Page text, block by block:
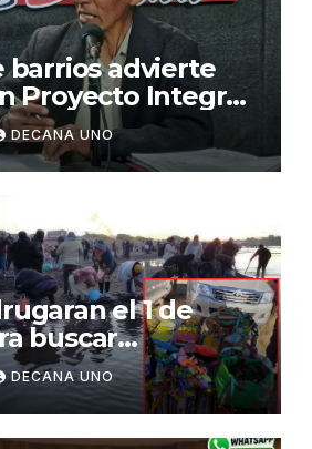
barrios advierte
Proyecto Integral
para
DECANA UNO
el 1 de
buscar
en los ríos y
por la
prosperidad
DECANA UNO